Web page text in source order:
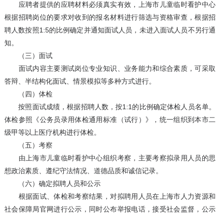
应聘者提供的应聘材料必须真实有效，上海市儿童临时看护中心
根据招聘岗位的要求对收到的报名材料进行筛选与资格审查，根据招
聘人数按照1:5的比例确定并通知面试人员，未进入面试人员不另行通
知。
（三）面试
面试内容主要测试岗位专业知识、业务能力和综合素质，可采取
答辩、半结构化面试、情景模拟等多种方式进行。
（四）体检
按照面试成绩，根据招聘人数，按1:1的比例确定体检人员名单。
体检参照《公务员录用体检通用标准（试行）》，统一组织到本市二
级甲等以上医疗机构进行体检。
（五）考察
由上海市儿童临时看护中心组织考察，主要考察拟录用人员的思
想政治素质、遵纪守法情况、道德品质和诚信记录。
（六）确定拟聘人员和公示
根据面试、体检和考察结果，对拟聘用人员在上海市人力资源和
社会保障局官网进行公示，同时公布举报电话，接受社会监督，公示